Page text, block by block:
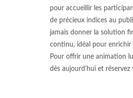
pour accueillir les
de précieux indices au
jamais donner la solution
continu, idéal pour enrichir
Pour offrir une animation
dès aujourd'hui et